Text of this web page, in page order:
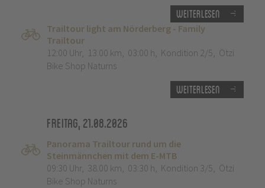
Weiterlesen
Trailtour light am Nörderberg - Family
Trailtour
12:00 Uhr, 13.00 km, 03:00 h, Kondition 2/5, Ötzi
Bike Shop Naturns
Weiterlesen
Freitag, 21.08.2026
Panorama Trailtour rund um die
Steinmännchen mit dem E-MTB
09:30 Uhr, 38.00 km, 03:30 h, Kondition 3/5, Ötzi
Bike Shop Naturns